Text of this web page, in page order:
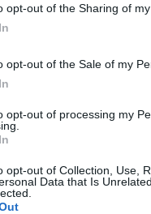
opt-out of the Sharing of
opt-out of the Sale of my
opt-out of processing my
opt-out of Collection, Use,
Data that Is